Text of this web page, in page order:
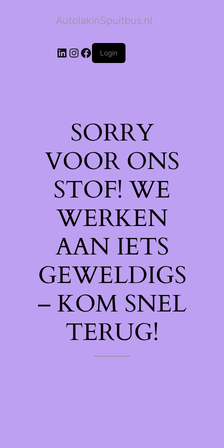
AutolakInSpuitbus.nl
LinkedIn
Instagram
Facebook
Login
SORRY
VOOR ONS
STOF! WE
WERKEN
AAN IETS
GEWELDIGS
– KOM SNEL
TERUG!